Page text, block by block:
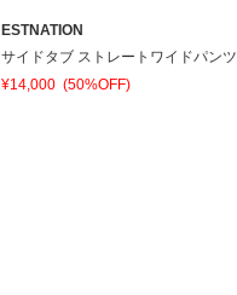
ESTNATION
サイドタブ ストレートワイドパンツ
¥14,000 (50%OFF)